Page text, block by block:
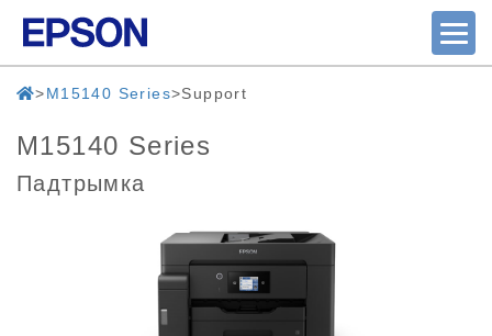
M15140 Series Support
M15140 Series
Падтрымка